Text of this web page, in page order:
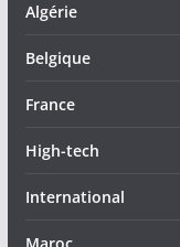
Algérie
Belgique
France
High-tech
International